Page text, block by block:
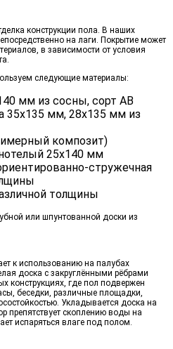
конструкции пола. В наших
на лаги. Покрытие может
в зависимости от условия
следующие материалы:
мм из сосны, сорт АВ
35х135 мм, 28х135 мм из
композит)
25х140 мм
стружечная
толщины
или шпунтованной доски из
к использованию на палубах
доска с закруглёнными рёбрами
конструкциях, где пол подвержен
беседки, различные площадки,
Укладывается доска на
препятствует скоплению воды на
испаряться влаге под полом.